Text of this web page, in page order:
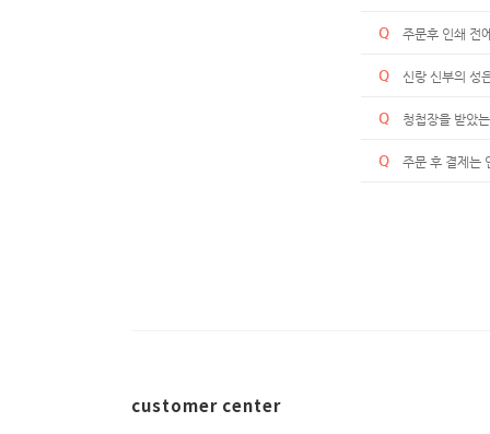
Q 주문후 인쇄 전
Q 신랑 신부의 성
Q 청첩장을 받았
Q 주문 후 결제는
customer center